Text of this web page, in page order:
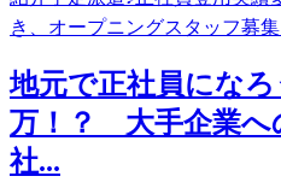
地元で正社員になろ
万！？ 大手企業へ
社...